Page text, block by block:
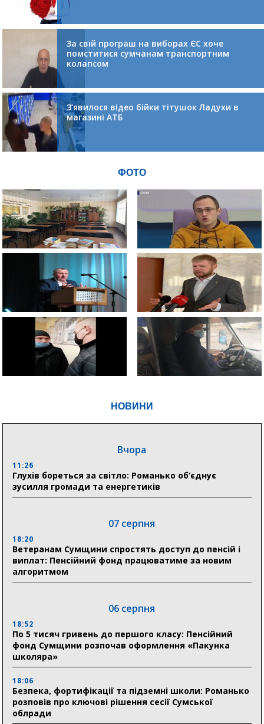
НОВИНИ
Вчора
11:26
Глухів бореться за світло: Романько об’єднує
зусилля громади та енергетиків
07 серпня
18:20
Ветеранам Сумщини спростять доступ до пенсій і
виплат: Пенсійний фонд працюватиме за новим
алгоритмом
06 серпня
18:52
По 5 тисяч гривень до першого класу: Пенсійний
фонд Сумщини розпочав оформлення «Пакунка
школяра»
18:06
Безпека, фортифікації та підземні школи: Романько
розповів про ключові рішення сесії Сумської
облради
За свій програш на виборах ЄС хоче
помститися сумчанам транспортним
колапсом
З’явилося відео бійки тітушок Ладухи в
магазині АТБ
ФОТО